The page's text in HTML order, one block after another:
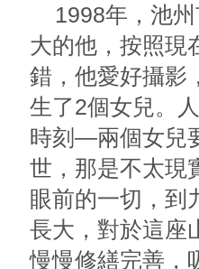
1998年，池
大的他，按照現
錯，他愛好攝影
生了2個女兒。
時刻—兩個女兒
世，那是不太現
眼前的一切，到
長大，對於這座
慢慢修繕完善，